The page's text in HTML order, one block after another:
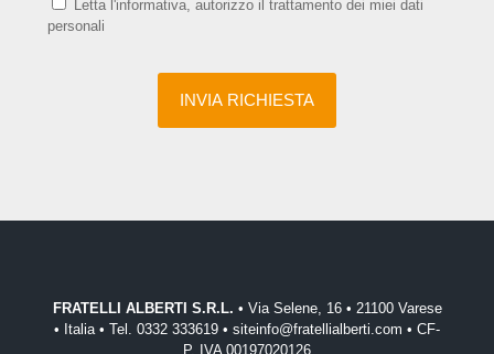
Letta l'informativa, autorizzo il trattamento dei miei dati
personali
FRATELLI ALBERTI S.R.L. • Via Selene, 16 • 21100 Varese
• Italia • Tel. 0332 333619 • siteinfo@fratellialberti.com • CF-
P. IVA 00197020126